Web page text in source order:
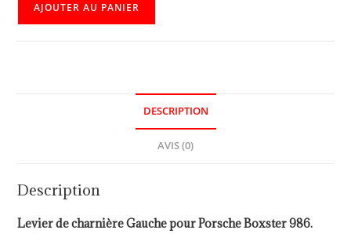
AJOUTER AU PANIER
DESCRIPTION
AVIS (0)
Description
Levier de charnière Gauche pour Porsche Boxster 986.